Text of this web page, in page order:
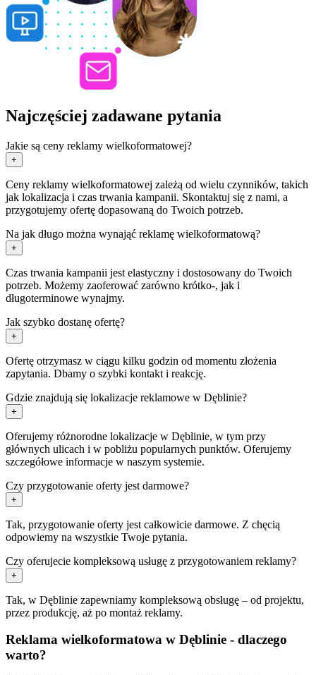
Najczęściej zadawane pytania
Jakie są ceny reklamy wielkoformatowej?
+
Ceny reklamy wielkoformatowej zależą od wielu czynników, takich
jak lokalizacja i czas trwania kampanii. Skontaktuj się z nami, a
przygotujemy ofertę dopasowaną do Twoich potrzeb.
Na jak długo można wynająć reklamę wielkoformatową?
+
Czas trwania kampanii jest elastyczny i dostosowany do Twoich
potrzeb. Możemy zaoferować zarówno krótko-, jak i
długoterminowe wynajmy.
Jak szybko dostanę ofertę?
+
Ofertę otrzymasz w ciągu kilku godzin od momentu złożenia
zapytania. Dbamy o szybki kontakt i reakcję.
Gdzie znajdują się lokalizacje reklamowe w Dęblinie?
+
Oferujemy różnorodne lokalizacje w Dęblinie, w tym przy
głównych ulicach i w pobliżu popularnych punktów. Oferujemy
szczegółowe informacje w naszym systemie.
Czy przygotowanie oferty jest darmowe?
+
Tak, przygotowanie oferty jest całkowicie darmowe. Z chęcią
odpowiemy na wszystkie Twoje pytania.
Czy oferujecie kompleksową usługę z przygotowaniem reklamy?
+
Tak, w Dęblinie zapewniamy kompleksową obsługę – od projektu,
przez produkcję, aż po montaż reklamy.
Reklama wielkoformatowa w Dęblinie - dlaczego
warto?